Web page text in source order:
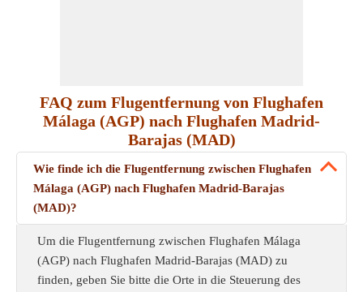
FAQ zum Flugentfernung von Flughafen
Málaga (AGP) nach Flughafen Madrid-
Barajas (MAD)
Wie finde ich die Flugentfernung zwischen Flughafen
Málaga (AGP) nach Flughafen Madrid-Barajas
(MAD)?
Um die Flugentfernung zwischen Flughafen Málaga
(AGP) nach Flughafen Madrid-Barajas (MAD) zu
finden, geben Sie bitte die Orte in die Steuerung des